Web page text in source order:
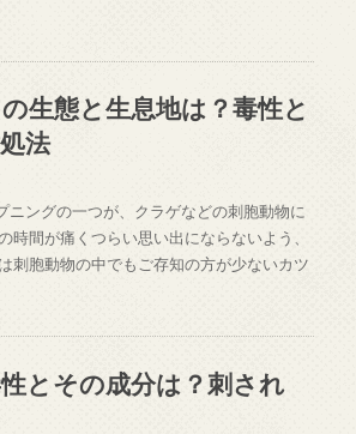
生態と生息地は？毒性と
法
ニングの一つが、クラゲなどの刺胞動物に
時間が痛くつらい思い出にならないよう、
刺胞動物の中でもご存知の方が少ないカツ
とその成分は？刺され